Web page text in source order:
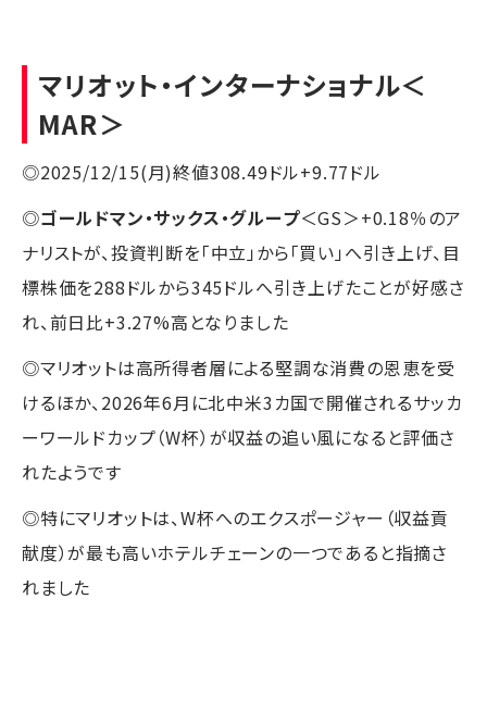
マリオット・インターナショナル＜
MAR＞
◎2025/12/15(月)終値308.49ドル+9.77ドル
◎ゴールドマン・サックス・グループ＜GS＞+0.18％のア
ナリストが、投資判断を「中立」から「買い」へ引き上げ、目
標株価を288ドルから345ドルへ引き上げたことが好感さ
れ、前日比+3.27%高となりました
◎マリオットは高所得者層による堅調な消費の恩恵を受
けるほか、2026年6月に北中米3カ国で開催されるサッカ
ーワールドカップ（W杯）が収益の追い風になると評価さ
れたようです
◎特にマリオットは、W杯へのエクスポージャー（収益貢
献度）が最も高いホテルチェーンの一つであると指摘さ
れました